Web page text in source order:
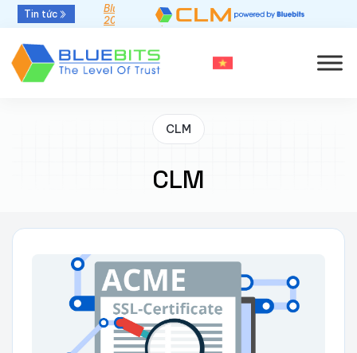
Tin tức
Bluebits được GlobalSign vinh danh “Top Sales
2025” khu vực APAC
CLM
CLM